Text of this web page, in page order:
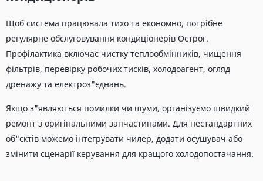
Щоб система працювала тихо та економно, потрібне
регулярне обслуговування кондиціонерів Острог.
Профілактика включає чистку теплообмінників, чищення
фільтрів, перевірку робочих тисків, холодоагент, огляд
дренажу та електроз"єднань.
Якщо з"являються помилки чи шуми, організуємо швидкий
ремонт з оригінальними запчастинами. Для нестандартних
об"єктів можемо інтегрувати чилер, додати осушувач або
змінити сценарії керування для кращого холодопостачання.